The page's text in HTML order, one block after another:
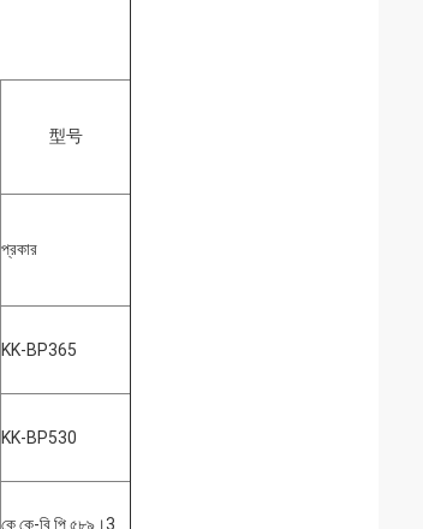
型号
প্রকার
KK-BP365
KK-BP530
কে কে-বি পি ৫৮৯।3